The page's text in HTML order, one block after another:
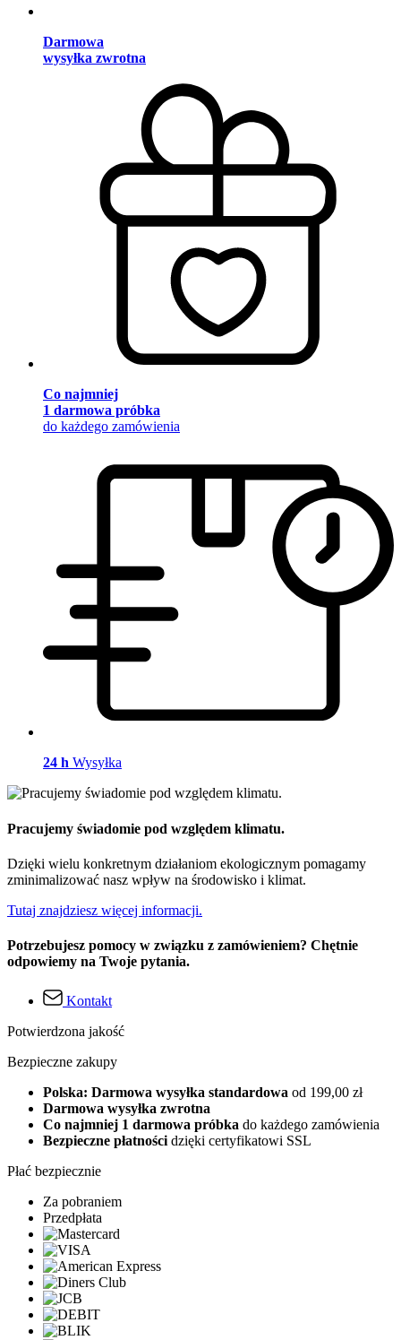
Darmowa
wysyłka zwrotna
Co najmniej
1 darmowa próbka
do każdego zamówienia
24 h Wysyłka
Pracujemy świadomie pod względem klimatu.
Dzięki wielu konkretnym działaniom ekologicznym pomagamy
zminimalizować nasz wpływ na środowisko i klimat.
Tutaj znajdziesz więcej informacji.
Potrzebujesz pomocy w związku z zamówieniem? Chętnie
odpowiemy na Twoje pytania.
Kontakt
Potwierdzona jakość
Bezpieczne zakupy
Polska: Darmowa wysyłka standardowa od 199,00 zł
Darmowa wysyłka zwrotna
Co najmniej 1 darmowa próbka do każdego zamówienia
Bezpieczne płatności dzięki certyfikatowi SSL
Płać bezpiecznie
Za pobraniem
Przedpłata